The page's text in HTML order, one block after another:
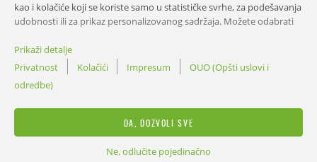
SADRŽAJ
PROPISI
kao i kolačiće koji se koriste samo u statističke svrhe, za podešavanja
udobnosti ili za prikaz personalizovanog sadržaja. Možete odabrati
korišćenja podataka. Ovu odluku možete promijeniti u bilo kom
trenutku.
Prikaži detalje
Privatnost
Kolačići Impresum
OUO (Opšti uslovi i
odredbe)
DA, DOZVOLI SVE
Ne, odlučite pojedinačno